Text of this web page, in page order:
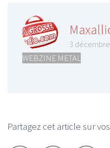
3
WEBZINE METAL
Partagez cet article sur